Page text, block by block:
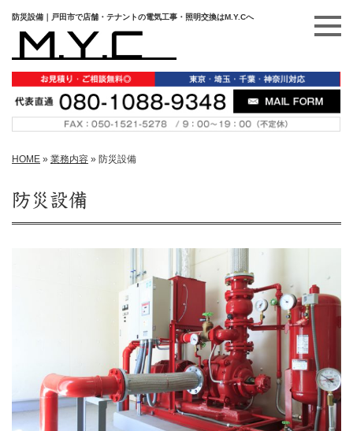
防災設備｜戸田市で店舗・テナントの電気工事・照明交換はM.Y.Cへ
HOME » 業務内容 » 防災設備
防災設備